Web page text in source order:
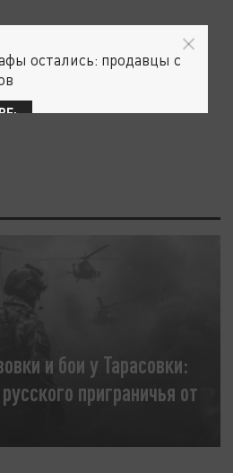
и бои у Тарасовки:
приграничья от
остались: продавцы с